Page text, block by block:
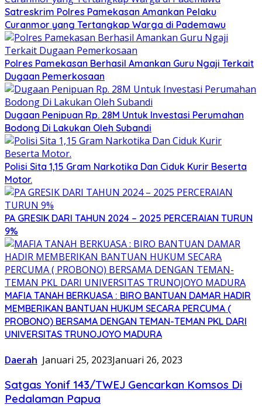
Satreskrim Polres Pamekasan Amankan Pelaku
Curanmor yang Tertangkap Warga di Pademawu
Polres Pamekasan Berhasil Amankan Guru Ngaji Terkait
Dugaan Pemerkosaan
Dugaan Penipuan Rp. 28M Untuk Investasi Perumahan
Bodong Di Lakukan Oleh Subandi
Polisi Sita 1,15 Gram Narkotika Dan Ciduk Kurir Beserta
Motor.
PA GRESIK DARI TAHUN 2024 – 2025 PERCERAIAN TURUN
9%
MAFIA TANAH BERKUASA : BIRO BANTUAN DAMAR HADIR
MEMBERIKAN BANTUAN HUKUM SECARA PERCUMA (
PROBONO) BERSAMA DENGAN TEMAN-TEMAN PKL DARI
UNIVERSITAS TRUNOJOYO MADURA
Daerah Januari 25, 2023Januari 26, 2023
Satgas Yonif 143/TWEJ Gencarkan Komsos Di
Pedalaman Papua